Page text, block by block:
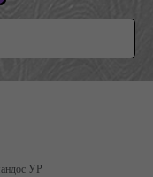
УР